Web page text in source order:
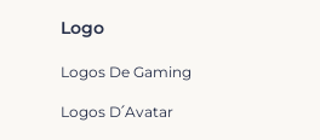
Logo
Logos De Gaming
Logos D՛Avatar